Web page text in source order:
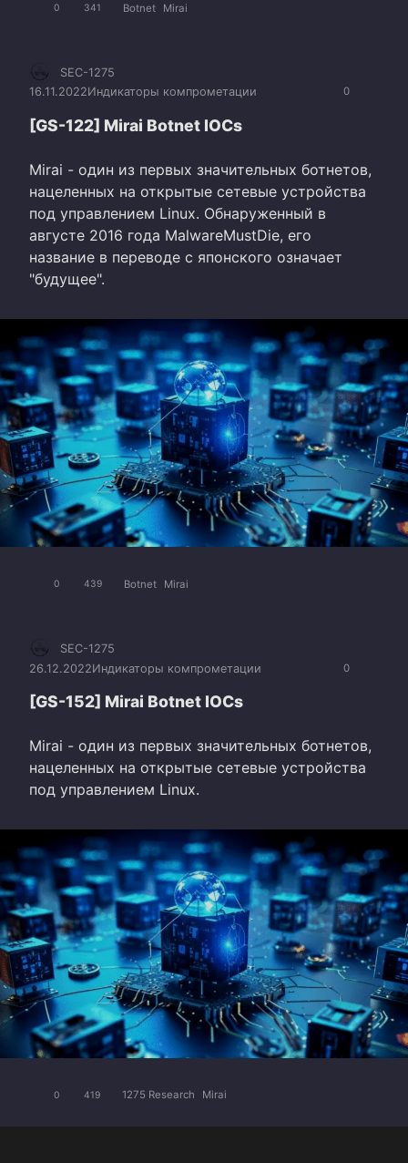
0 341 Botnet Mirai
0
SEC-1275
16.11.2022Индикаторы компрометации
[GS-122] Mirai Botnet IOCs
Mirai - один из первых значительных ботнетов,
нацеленных на открытые сетевые устройства
под управлением Linux. Обнаруженный в
августе 2016 года MalwareMustDie, его
название в переводе с японского означает
"будущее".
0 439 Botnet Mirai
0
SEC-1275
26.12.2022Индикаторы компрометации
[GS-152] Mirai Botnet IOCs
Mirai - один из первых значительных ботнетов,
нацеленных на открытые сетевые устройства
под управлением Linux.
0 419 1275 Research Mirai